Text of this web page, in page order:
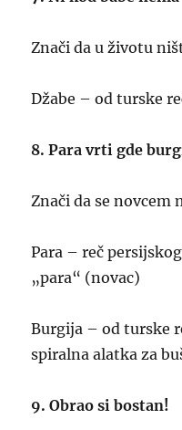
Znači da u životu
Džabe – od turske
8. Para vrti gde
Znači da se novcem
Para – reč
„para“ (novac)
Burgija – od turske
spiralna alatka za
9. Obrao si bostan!